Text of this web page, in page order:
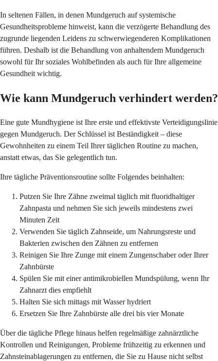
In seltenen Fällen, in denen Mundgeruch auf systemische
Gesundheitsprobleme hinweist, kann die verzögerte Behandlung des
zugrunde liegenden Leidens zu schwerwiegenderen Komplikationen
führen. Deshalb ist die Behandlung von anhaltendem Mundgeruch
sowohl für Ihr soziales Wohlbefinden als auch für Ihre allgemeine
Gesundheit wichtig.
Wie kann Mundgeruch verhindert werden?
Eine gute Mundhygiene ist Ihre erste und effektivste Verteidigungslinie
gegen Mundgeruch. Der Schlüssel ist Beständigkeit – diese
Gewohnheiten zu einem Teil Ihrer täglichen Routine zu machen,
anstatt etwas, das Sie gelegentlich tun.
Ihre tägliche Präventionsroutine sollte Folgendes beinhalten:
Putzen Sie Ihre Zähne zweimal täglich mit fluoridhaltiger
Zahnpasta und nehmen Sie sich jeweils mindestens zwei
Minuten Zeit
Verwenden Sie täglich Zahnseide, um Nahrungsreste und
Bakterien zwischen den Zähnen zu entfernen
Reinigen Sie Ihre Zunge mit einem Zungenschaber oder Ihrer
Zahnbürste
Spülen Sie mit einer antimikrobiellen Mundspülung, wenn Ihr
Zahnarzt dies empfiehlt
Halten Sie sich mittags mit Wasser hydriert
Ersetzen Sie Ihre Zahnbürste alle drei bis vier Monate
Über die tägliche Pflege hinaus helfen regelmäßige zahnärztliche
Kontrollen und Reinigungen, Probleme frühzeitig zu erkennen und
Zahnsteinablagerungen zu entfernen, die Sie zu Hause nicht selbst